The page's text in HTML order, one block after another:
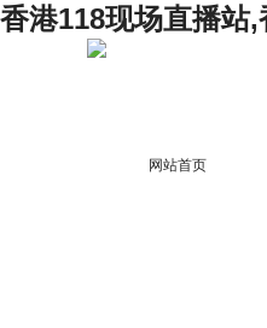
香港118现场直播站
网站首页